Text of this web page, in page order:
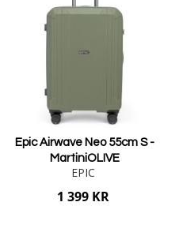
Epic Airwave Neo 55cm S -
MartiniOLIVE
EPIC
1 399 KR